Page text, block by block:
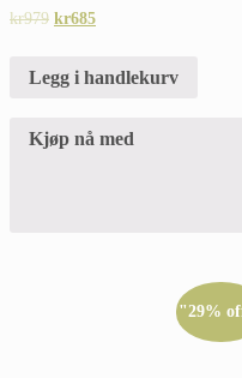
kr979 kr685
Legg i handlekurv
Kjøp nå med
"29%